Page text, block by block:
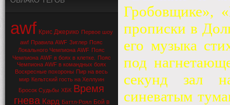
awf Крис Джерико Первое шоу
awf Правила AWF Зиглер Пояс
Локального Чемпиона AWF Пояс
Чемпиона AWF в боях в клетке.
Пояс
Чемпиона AWF в командных боях
Воскресные похороны Пир на весь
мир Кельтский гость на Хеллуин
Бросок Судьбы ХБК Время
гнева Кард Баттл-Роял Бой в
Гробовщике»,
прописки в
его музыка
под
секунд зал
синеватым